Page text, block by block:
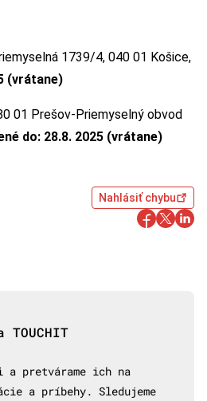
1739/4, 040 01 Košice,
(vrátane)
01 Prešov-Priemyselný obvod
do: 28.8. 2025 (vrátane)
Nahlásiť chybu
TOUCHIT
a pretvárame ich na
a príbehy. Sledujeme